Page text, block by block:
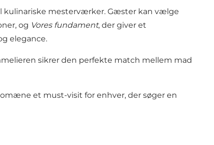
kulinariske mesterværker. Gæster kan vælge
og Vores fundament, der giver et
elegance.
sikrer den perfekte match mellem mad
et must-visit for enhver, der søger en